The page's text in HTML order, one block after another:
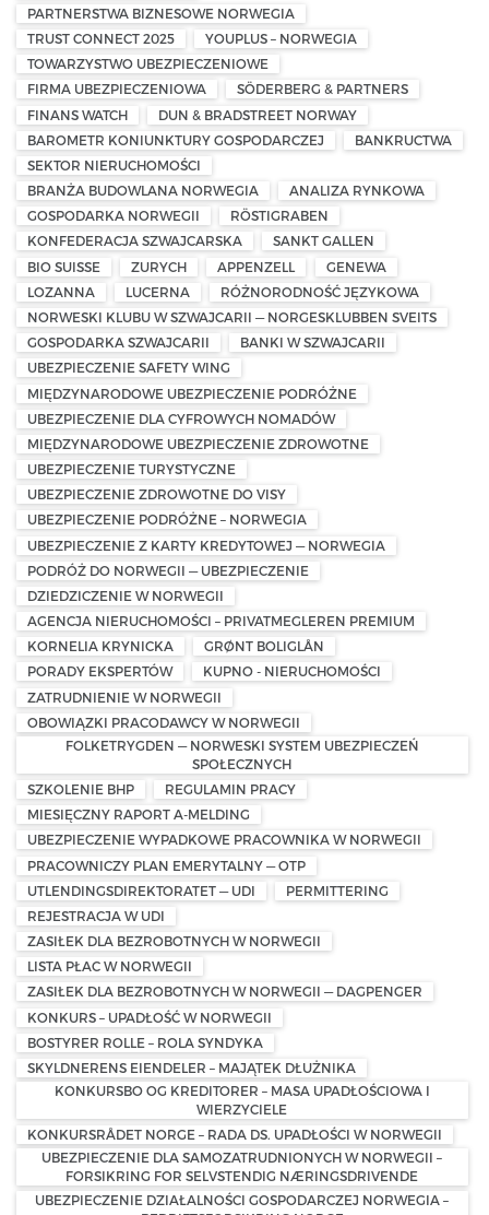
PARTNERSTWA BIZNESOWE NORWEGIA
TRUST CONNECT 2025
YOUPLUS – NORWEGIA
TOWARZYSTWO UBEZPIECZENIOWE
FIRMA UBEZPIECZENIOWA
SÖDERBERG & PARTNERS
FINANS WATCH
DUN & BRADSTREET NORWAY
BAROMETR KONIUNKTURY GOSPODARCZEJ
BANKRUCTWA
SEKTOR NIERUCHOMOŚCI
BRANŻA BUDOWLANA NORWEGIA
ANALIZA RYNKOWA
GOSPODARKA NORWEGII
RÖSTIGRABEN
KONFEDERACJA SZWAJCARSKA
SANKT GALLEN
BIO SUISSE
ZURYCH APPENZELL
GENEWA
LOZANNA
LUCERNA
RÓŻNORODNOŚĆ JĘZYKOWA
NORWESKI KLUBU W SZWAJCARII — NORGESKLUBBEN SVEITS
GOSPODARKA SZWAJCARII
BANKI W SZWAJCARII
UBEZPIECZENIE SAFETY WING
MIĘDZYNARODOWE UBEZPIECZENIE PODRÓŻNE
UBEZPIECZENIE DLA CYFROWYCH NOMADÓW
MIĘDZYNARODOWE UBEZPIECZENIE ZDROWOTNE
UBEZPIECZENIE TURYSTYCZNE
UBEZPIECZENIE ZDROWOTNE DO VISY
UBEZPIECZENIE PODRÓŻNE – NORWEGIA
UBEZPIECZENIE Z KARTY KREDYTOWEJ — NORWEGIA
PODRÓŻ DO NORWEGII — UBEZPIECZENIE
DZIEDZICZENIE W NORWEGII
AGENCJA NIERUCHOMOŚCI – PRIVATMEGLEREN PREMIUM
KORNELIA KRYNICKA
GRØNT BOLIGLÅN
PORADY EKSPERTÓW
KUPNO - NIERUCHOMOŚCI
ZATRUDNIENIE W NORWEGII
OBOWIĄZKI PRACODAWCY W NORWEGII
FOLKETRYGDEN — NORWESKI SYSTEM UBEZPIECZEŃ
SPOŁECZNYCH
SZKOLENIE BHP
REGULAMIN PRACY
MIESIĘCZNY RAPORT A-MELDING
UBEZPIECZENIE WYPADKOWE PRACOWNIKA W NORWEGII
PRACOWNICZY PLAN EMERYTALNY — OTP
UTLENDINGSDIREKTORATET — UDI
PERMITTERING
REJESTRACJA W UDI
ZASIŁEK DLA BEZROBOTNYCH W NORWEGII
LISTA PŁAC W NORWEGII
ZASIŁEK DLA BEZROBOTNYCH W NORWEGII — DAGPENGER
KONKURS – UPADŁOŚĆ W NORWEGII
BOSTYRER ROLLE – ROLA SYNDYKA
SKYLDNERENS EIENDELER – MAJĄTEK DŁUŻNIKA
KONKURSBO OG KREDITORER – MASA UPADŁOŚCIOWA I
WIERZYCIELE
KONKURSRÅDET NORGE – RADA DS. UPADŁOŚCI W NORWEGII
UBEZPIECZENIE DLA SAMOZATRUDNIONYCH W NORWEGII –
FORSIKRING FOR SELVSTENDIG NÆRINGSDRIVENDE
UBEZPIECZENIE DZIAŁALNOŚCI GOSPODARCZEJ NORWEGIA –